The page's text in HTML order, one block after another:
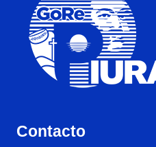
Contacto